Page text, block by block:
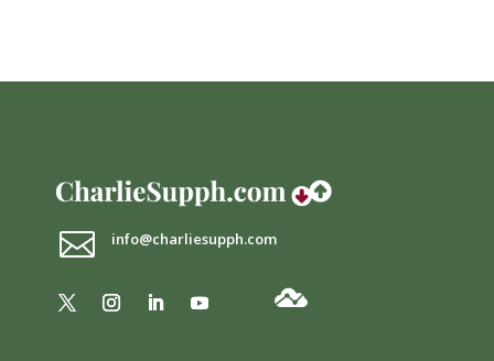
 info@charliesupph.com